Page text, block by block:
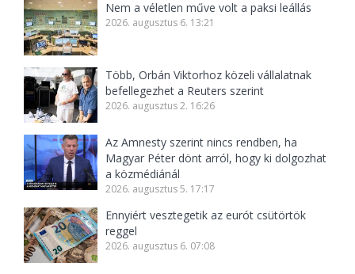
Nem a véletlen műve volt a paksi leállás
2026. augusztus 6. 13:21
Több, Orbán Viktorhoz közeli vállalatnak
befellegezhet a Reuters szerint
2026. augusztus 2. 16:26
Az Amnesty szerint nincs rendben, ha
Magyar Péter dönt arról, hogy ki dolgozhat
a közmédiánál
2026. augusztus 5. 17:17
Ennyiért vesztegetik az eurót csütörtök
reggel
2026. augusztus 6. 07:08